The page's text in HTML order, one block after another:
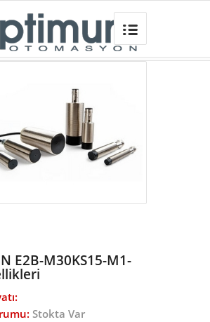
E2B-M30KS15-M1-B2
SENSÖR /
E2B-M30KS15-M1-
Stokta Var